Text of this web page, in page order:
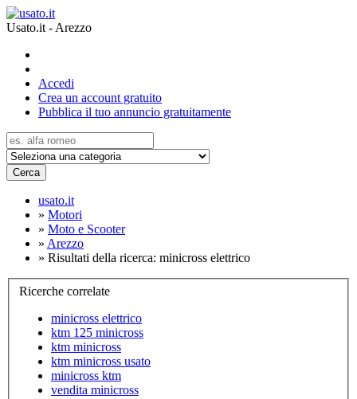
Usato.it - Arezzo
Accedi
Crea un account gratuito
Pubblica il tuo annuncio gratuitamente
Cerca
usato.it
» Motori
» Moto e Scooter
» Arezzo
» Risultati della ricerca: minicross elettrico
Ricerche correlate
minicross elettrico
ktm 125 minicross
ktm minicross
ktm minicross usato
minicross ktm
vendita minicross